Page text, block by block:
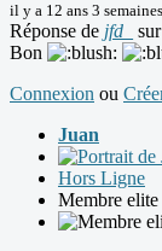
il y a 12 ans 3 semaines
Réponse de jfd_
Bon
Connexion ou
Juan
Hors Ligne
Membre elite